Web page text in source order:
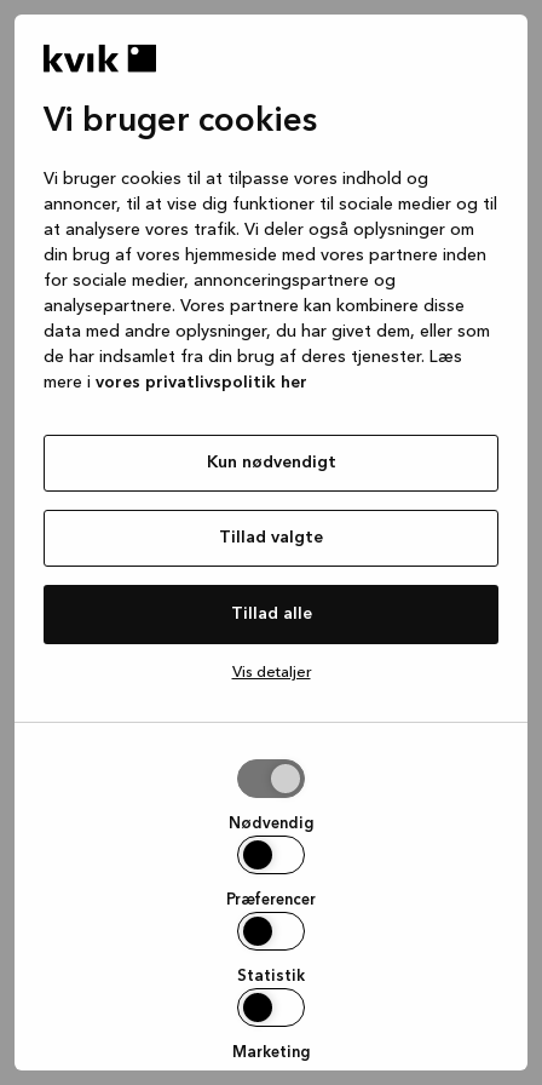
Vi bruger cookies
Vi bruger cookies til at tilpasse vores indhold og
annoncer, til at vise dig funktioner til sociale medier og til
at analysere vores trafik. Vi deler også oplysninger om
din brug af vores hjemmeside med vores partnere inden
for sociale medier, annonceringspartnere og
analysepartnere. Vores partnere kan kombinere disse
data med andre oplysninger, du har givet dem, eller som
de har indsamlet fra din brug af deres tjenester. Læs
mere i vores privatlivspolitik her
Kun nødvendigt
Tillad valgte
Tillad alle
Vis detaljer
Nødvendig
Præferencer
Statistik
Marketing
(see the browser console for more
information).